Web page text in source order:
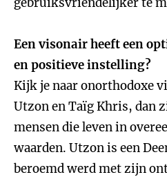
Een visonair heeft een
en positieve instelling?
Kijk je naar onorthodoxe
Utzon en Taïg Khris, dan
mensen die leven in
waarden. Utzon is een
beroemd werd met zijn